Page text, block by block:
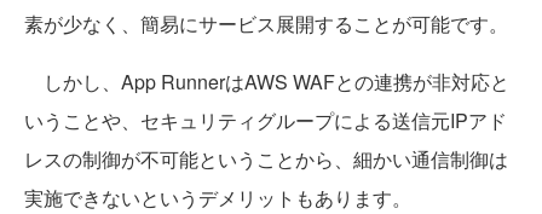
素が少なく、簡易にサービス展開することが可能です。
しかし、App RunnerはAWS WAFとの連携が非対応と
いうことや、セキュリティグループによる送信元IPアド
レスの制御が不可能ということから、細かい通信制御は
実施できないというデメリットもあります。